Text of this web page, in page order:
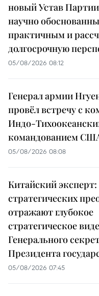
новый Устав
научно
практичным и
долгосрочную
05/08/2026 08:12
Генерал армии
провёл встречу с
Индо-
командованием
05/08/2026 08:08
Китайский
стратегических
отражают глубокое
стратегическое
Генерального
Президента
05/08/2026 07:45